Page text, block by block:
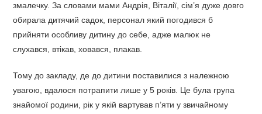
змалечку. За словами мами Андрія, Віталії, сім’я дуже довго
обирала дитячий садок, персонал який погодився б
прийняти особливу дитину до себе, адже малюк не
слухався, втікав, ховався, плакав.
Тому до закладу, де до дитини поставилися з належною
увагою, вдалося потрапити лише у 5 років. Це була група
знайомої родини, рік у якій вартував п’яти у звичайному